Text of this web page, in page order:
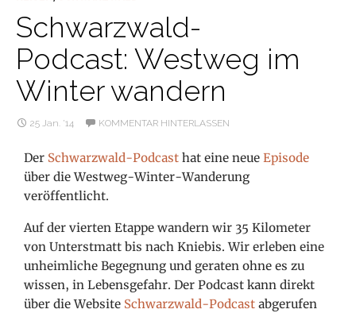
Schwarzwald-
Podcast: Westweg im
Winter wandern
25 Jan. ’14 KOMMENTAR HINTERLASSEN
Der Schwarzwald-Podcasthat eine neueEpisode
über die Westweg-Winter-Wanderung
veröffentlicht.
Auf der vierten Etappe wandern wir 35 Kilometer
von Unterstmatt bis nach Kniebis. Wir erleben eine
unheimliche Begegnung und geraten ohne es zu
wissen, in Lebensgefahr. Der Podcast kann direkt
über die Website Schwarzwald-Podcast abgerufen